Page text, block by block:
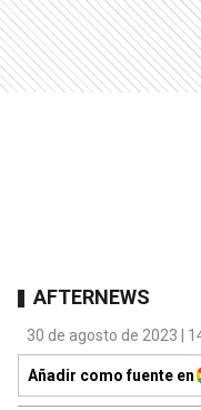
AFTERNEWS
30 de agosto de 2023 |
Añadir como fuente en